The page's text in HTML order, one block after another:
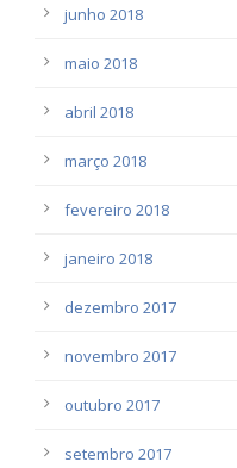
junho 2018
maio 2018
abril 2018
março 2018
fevereiro 2018
janeiro 2018
dezembro 2017
novembro 2017
outubro 2017
setembro 2017